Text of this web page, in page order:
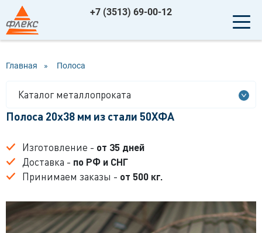
+7 (3513) 69-00-12
Главная » Полоса
Каталог металлопроката
Полоса 20x38 мм из стали 50ХФА
Изготовление - от 35 дней
Доставка - по РФ и СНГ
Принимаем заказы - от 500 кг.